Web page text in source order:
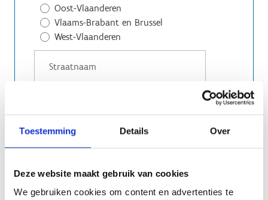
Toestemming Details Over
Deze website maakt gebruik van cookies
We gebruiken cookies om content en advertenties te
Oost-Vlaanderen
Vlaams-Brabant en Brussel
West-Vlaanderen